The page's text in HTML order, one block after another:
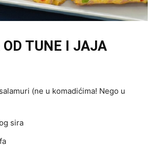
OD TUNE I JAJA
(ne u komadićima! Nego u
sira